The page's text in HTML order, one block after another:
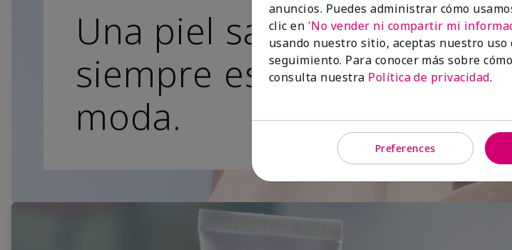
Una piel sana
siempre está de
moda.
anuncios. Puedes administrar cómo
clic en 'No vender ni compartir mi
usando nuestro sitio, aceptas nuestro
seguimiento. Para conocer más sobre
consulta nuestra Política de privacidad.
Preferences